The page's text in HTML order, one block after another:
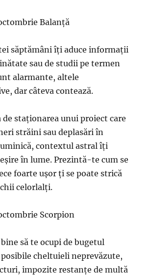
Balanță
săptămâni îți aduce informații
sau de studii pe termen
alarmante, altele
dar câteva contează.
de staționarea unui proiect care
străini sau deplasări în
contextul astral îți
în lume. Prezintă-te cum se
foarte ușor ți se poate strică
celorlalți.
Scorpion
să te ocupi de bugetul
cheltuieli neprevăzute,
impozite restanțe de multă